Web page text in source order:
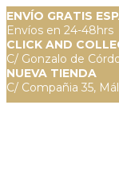
ENVÍO GRATIS
Envíos en 24-48hrs
CLICK AND
C/ Gonzalo de
NUEVA TIENDA
C/ Compañia 35,